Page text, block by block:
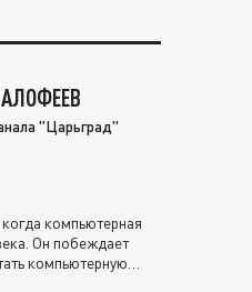
"Царьград"
компьютерная
Он побеждает
компьютерную